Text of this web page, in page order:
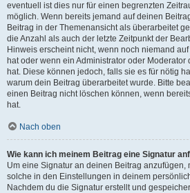
eventuell ist dies nur für einen begrenzten
möglich. Wenn bereits jemand auf deinen
Beitrag in der Themenansicht als überarbeitet
die Anzahl als auch der letzte Zeitpunkt der
Hinweis erscheint nicht, wenn noch niemand
hat oder wenn ein Administrator oder
hat. Diese können jedoch, falls sie es für nötig
warum dein Beitrag überarbeitet wurde. Bitte
einen Beitrag nicht löschen können, wenn
hat.
Nach oben
Wie kann ich meinem Beitrag eine Signatur
Um eine Signatur an deinen Beitrag anzufügen,
solche in den Einstellungen in deinem
Nachdem du die Signatur erstellt und